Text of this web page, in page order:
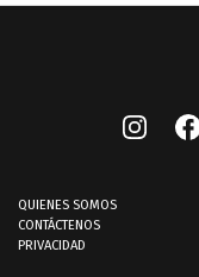
QUIENES SOMOS
CONTÁCTENOS
PRIVACIDAD